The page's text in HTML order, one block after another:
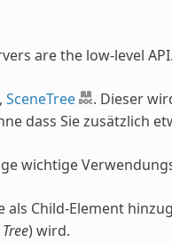
are the low-level API.
SceneTree
. Dieser
dass Sie zusätzlich
wichtige
als Child-Element
) wird.